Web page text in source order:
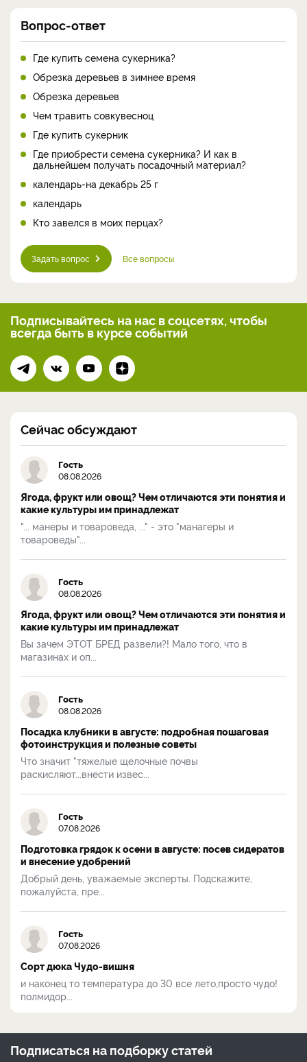
Вопрос-ответ
Где купить семена сукерника?
Обрезка деревьев в зимнее время
Обрезка деревьев
Чем травить совкувесноц
Где купить сукерник
Где приобрести семена сукерника? И как в
дальнейшем получать посадочный материал?
календарь-на декабрь 25 г
календарь
Кто завелся в моих перцах?
Задать вопрос Все вопросы
Подписывайтесь на нас в соцсетях, чтобы
всегдабыть в курсе событий
Сейчас обсуждают
Гость
08.08.2026
Ягода, фрукт или овощ? Чем отличаются эти понятия и
какие культуры им принадлежат
"... манеры и товароведа, ..." - это "манагеры и
товароведы"...
Гость
08.08.2026
Ягода, фрукт или овощ? Чем отличаются эти понятия и
какие культуры им принадлежат
Вы зачем ЭТОТ БРЕД развели?! Мало того, что в
магазинах и оп...
Гость
08.08.2026
Посадка клубники в августе: подробная пошаговая
фотоинструкция и полезные советы
Что значит "тяжелые щелочные почвы
раскисляют...внести извес...
Гость
07.08.2026
Подготовка грядок к осени в августе: посев сидератов
и внесение удобрений
Добрый день, уважаемые эксперты. Подскажите,
пожалуйста, пре...
Гость
07.08.2026
Сорт дюка Чудо-вишня
и наконец то температура до 30 все лето,просто чудо!
полмидор...
Подписаться на подборку статей